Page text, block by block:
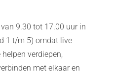
9.30 tot 17.00 uur in
1 t/m 5) omdat live
verdiepen,
met elkaar en